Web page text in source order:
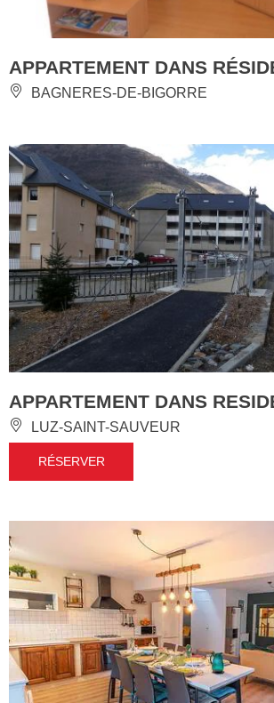
APPARTEMENT DANS
BAGNERES-DE-BIGORRE
APPARTEMENT DANS
LUZ-SAINT-SAUVEUR
RÉSERVER